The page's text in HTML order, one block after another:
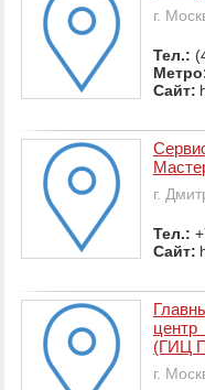
г.
Тел.:
Сайт:
г.
Тел.:
Сайт:
(ГИЦ
г.